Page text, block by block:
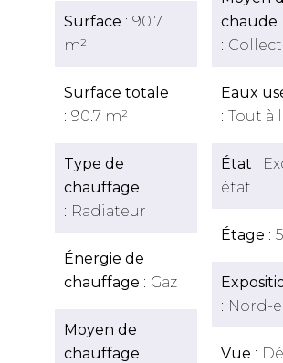
Surface
90.7
m²
Surface totale
90.7 m²
Type de
chauffage
Radiateur
Énergie de
chauffage
Gaz
Moyen de
chauffage
chaude
Eaux
Tout à
État
état
Étage
Nord-
Vue